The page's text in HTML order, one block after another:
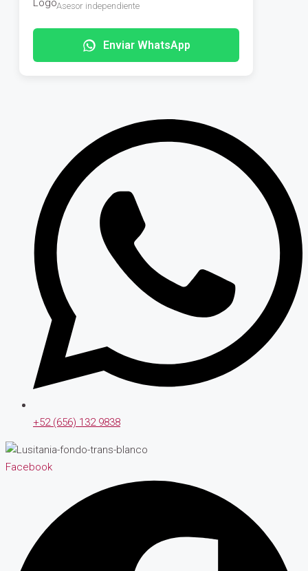
Asesor independiente
Enviar WhatsApp
+52 (656) 132 9838
Facebook